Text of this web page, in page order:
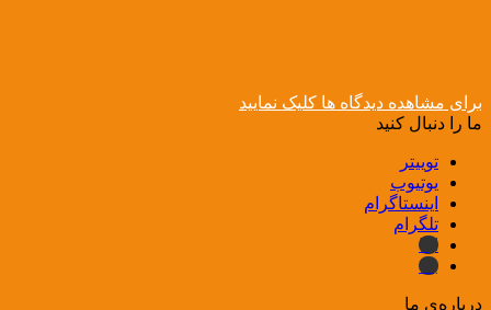
برای مشاهده دیدگاه ها کلیک نمایید
ما را دنبال کنید
توییتر
یوتیوب
اینستاگرام
تلگرام
ایتا
بله
درباره‌ی ما